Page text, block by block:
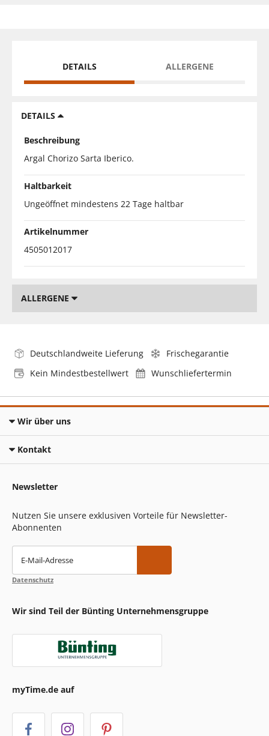
DETAILS ALLERGENE
DETAILS
Beschreibung
Argal Chorizo Sarta Iberico.
Haltbarkeit
Ungeöffnet mindestens 22 Tage haltbar
Artikelnummer
4505012017
ALLERGENE
Deutschlandweite Lieferung
Frischegarantie
Kein Mindestbestellwert
Wunschliefertermin
Wir über uns
Kontakt
Newsletter
Nutzen Sie unsere exklusiven Vorteile für Newsletter-
Abonnenten
E-Mail-Adresse
Datenschutz
Wir sind Teil der Bünting Unternehmensgruppe
myTime.de auf